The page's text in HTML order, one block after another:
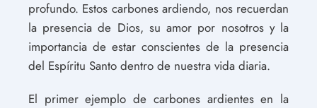
profundo. Estos carbones ardiendo, nos recuerdan
la presencia de Dios, su amor por nosotros y la
importancia de estar conscientes de la presencia
del Espíritu Santo dentro de nuestra vida diaria.
El primer ejemplo de carbones ardientes en la